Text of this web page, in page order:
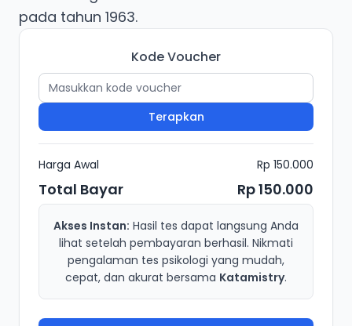
Kode Voucher
Terapkan
Harga Awal Rp 150.000
Total Bayar Rp 150.000
Akses Instan: Hasil tes dapat langsung Anda
lihat setelah pembayaran berhasil. Nikmati
pengalaman tes psikologi yang mudah,
cepat, dan akurat bersama Katamistry.